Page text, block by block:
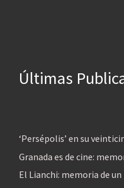
Últimas
‘Persépolis’ en su
Granada es de cine:
El Lianchi: memoria de